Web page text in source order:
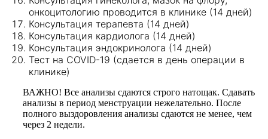
онкоцитологию проводится в клинике (14 дней)
Консультация терапевта (14 дней)
Консультация кардиолога (14 дней)
Консультация эндокринолога (14 дней)
Тест на COVID-19 (сдается в день операции в
клинике)
ВАЖНО! Все анализы сдаются строго натощак. Сдавать
анализы в период менструации нежелательно. После
полного выздоровления анализы сдаются не менее, чем
через 2 недели.